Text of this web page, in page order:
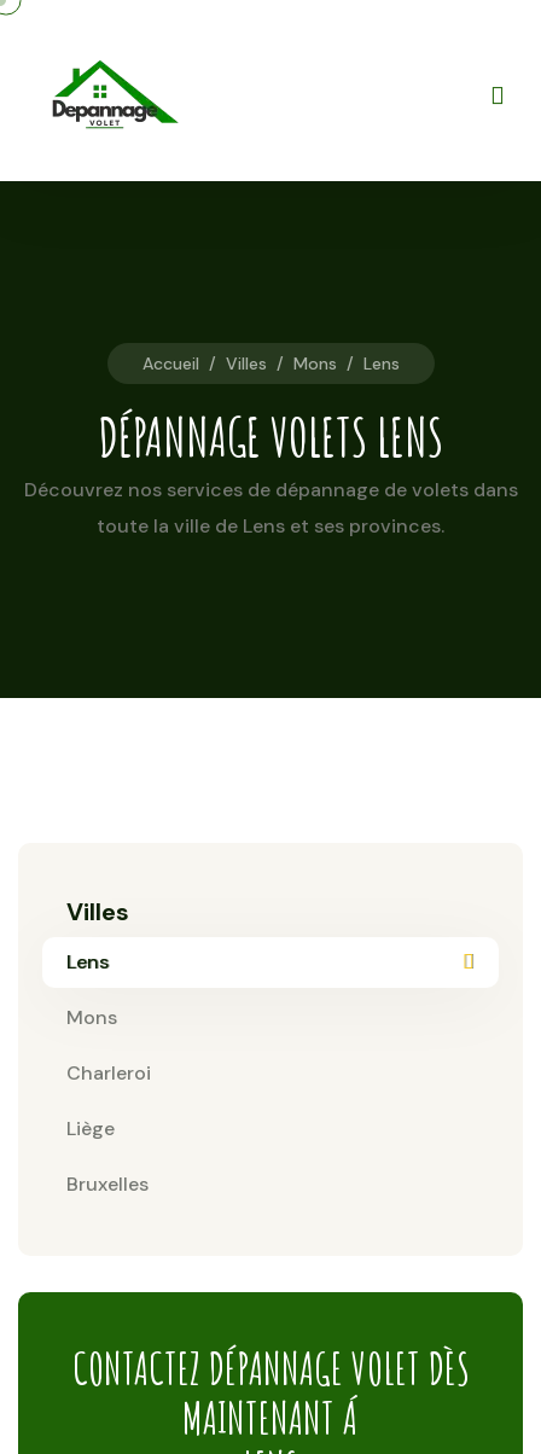
Accueil / Villes / Mons / Lens
DÉPANNAGE VOLETS LENS
Découvrez nos services de dépannage de volets dans
toute la ville de Lens et ses provinces.
Villes
Lens
Mons
Charleroi
Liège
Bruxelles
CONTACTEZ DÉPANNAGE VOLET DÈS
MAINTENANT Á